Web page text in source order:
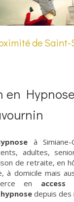
de
en
à Simiane-
adultes,
de retraite, en
à domicile mais
en
depuis des